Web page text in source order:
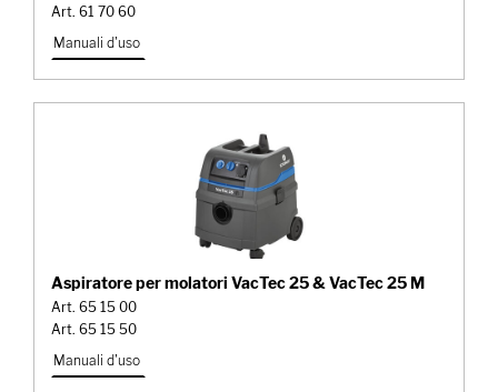
Art. 61 70 60
Manuali d'uso
Aspiratore per molatori VacTec 25 & VacTec 25 M
Art. 65 15 00
Art. 65 15 50
Manuali d'uso